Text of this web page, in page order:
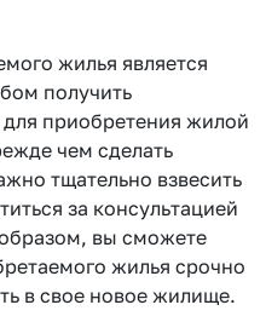
жилья является
получить
приобретения жилой
чем сделать
тщательно взвесить
за консультацией
вы сможете
жилья срочно
в свое новое жилище.